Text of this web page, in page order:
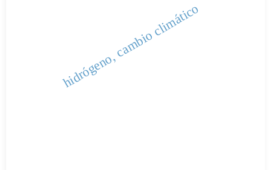
hidrógeno, cambio climático